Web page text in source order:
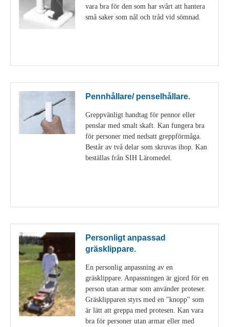
vara bra för den som har svårt att hantera
små saker som nål och tråd vid sömnad.
Pennhållare/ penselhållare.
Greppvänligt handtag för pennor eller
penslar med smalt skaft. Kan fungera bra
för personer med nedsatt greppförmåga.
Består av två delar som skruvas ihop. Kan
beställas från SIH Läromedel.
Personligt anpassad
gräsklippare.
En personlig anpassning av en
gräsklippare. Anpassningen är gjord för en
person utan armar som använder proteser.
Gräsklipparen styrs med en "knopp" som
är lätt att greppa med protesen. Kan vara
bra för personer utan armar eller med